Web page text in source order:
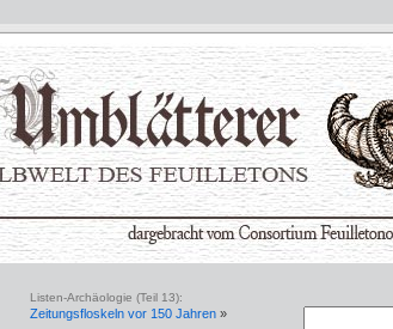
Listen-Archäologie (Teil 13):
Zeitungsfloskeln vor 150 Jahren »